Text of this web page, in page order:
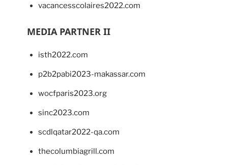
vacancesscolaires2022.com
MEDIA PARTNER II
isth2022.com
p2b2pabi2023-makassar.com
wocfparis2023.org
sinc2023.com
scdlqatar2022-qa.com
thecolumbiagrill.com